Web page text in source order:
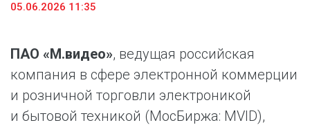
05.06.2026 11:35
ПАО «М.видео», ведущая российская
компания в сфере электронной коммерции
и розничной торговли электроникой
и бытовой техникой (МосБиржа: MVID),